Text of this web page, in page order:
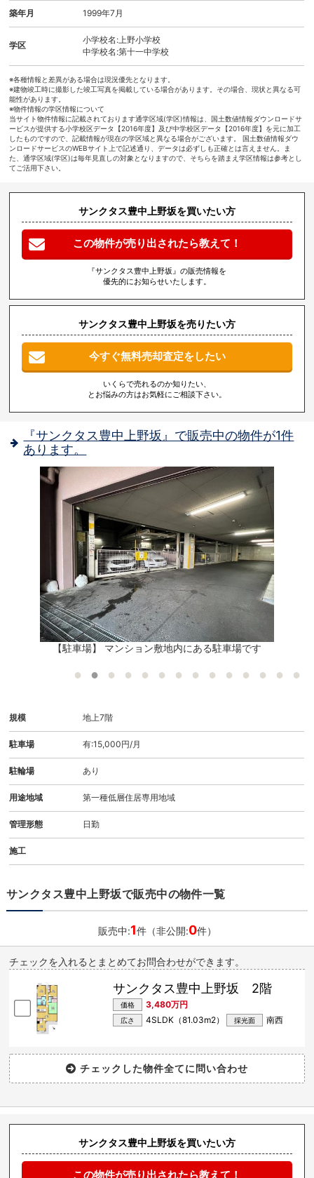
築年月 1999年7月
学区
小学校名:上野小学校
中学校名:第十一中学校
※各種情報と差異がある場合は現況優先となります。
※建物竣工時に撮影した竣工写真を掲載している場合があります。その場合、現状と異なる可
能性があります。
※物件情報の学区情報について
当サイト物件情報に記載されております通学区域(学区)情報は、国土数値情報ダウンロードサ
ービスが提供する小学校区データ【2016年度】及び中学校区データ【2016年度】を元に加工
したものですので、記載情報が現在の学区域と異なる場合がございます。 国土数値情報ダウ
ンロードサービスのWEBサイト上で記述通り、データは必ずしも正確とは言えません。ま
た、通学区域(学区)は毎年見直しの対象となりますので、そちらを踏まえ学区情報は参考とし
てご活用下さい。
サンクタス豊中上野坂を買いたい方
この物件が売り出されたら教えて！
『サンクタス豊中上野坂』の販売情報を
優先的にお知らせいたします。
サンクタス豊中上野坂を売りたい方
今すぐ無料売却査定をしたい
いくらで売れるのか知りたい、
とお悩みの方はお気軽にご相談下さい。
『サンクタス豊中上野坂』で販売中の物件が1件
あります。
【駐車場】 マンション敷地内にある駐車場です
規模 地上7階
駐車場 有:15,000円/月
駐輪場 あり
用途地域 第一種低層住居専用地域
管理形態 日勤
施工
サンクタス豊中上野坂で販売中の物件一覧
販売中:1件（非公開:0件）
チェックを入れるとまとめてお問合わせができます。
サンクタス豊中上野坂 2階
価格 3,480万円
広さ 4SLDK（81.03m2） 採光面 南西
サンクタス豊中上野坂を買いたい方
この物件が売り出されたら教えて！